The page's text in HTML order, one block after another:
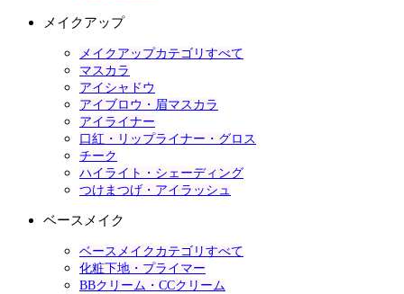
メイクアップ
メイクアップカテゴリすべて
マスカラ
アイシャドウ
アイブロウ・眉マスカラ
アイライナー
口紅・リップライナー・グロス
チーク
ハイライト・シェーディング
つけまつげ・アイラッシュ
ベースメイク
ベースメイクカテゴリすべて
化粧下地・プライマー
BBクリーム・CCクリーム